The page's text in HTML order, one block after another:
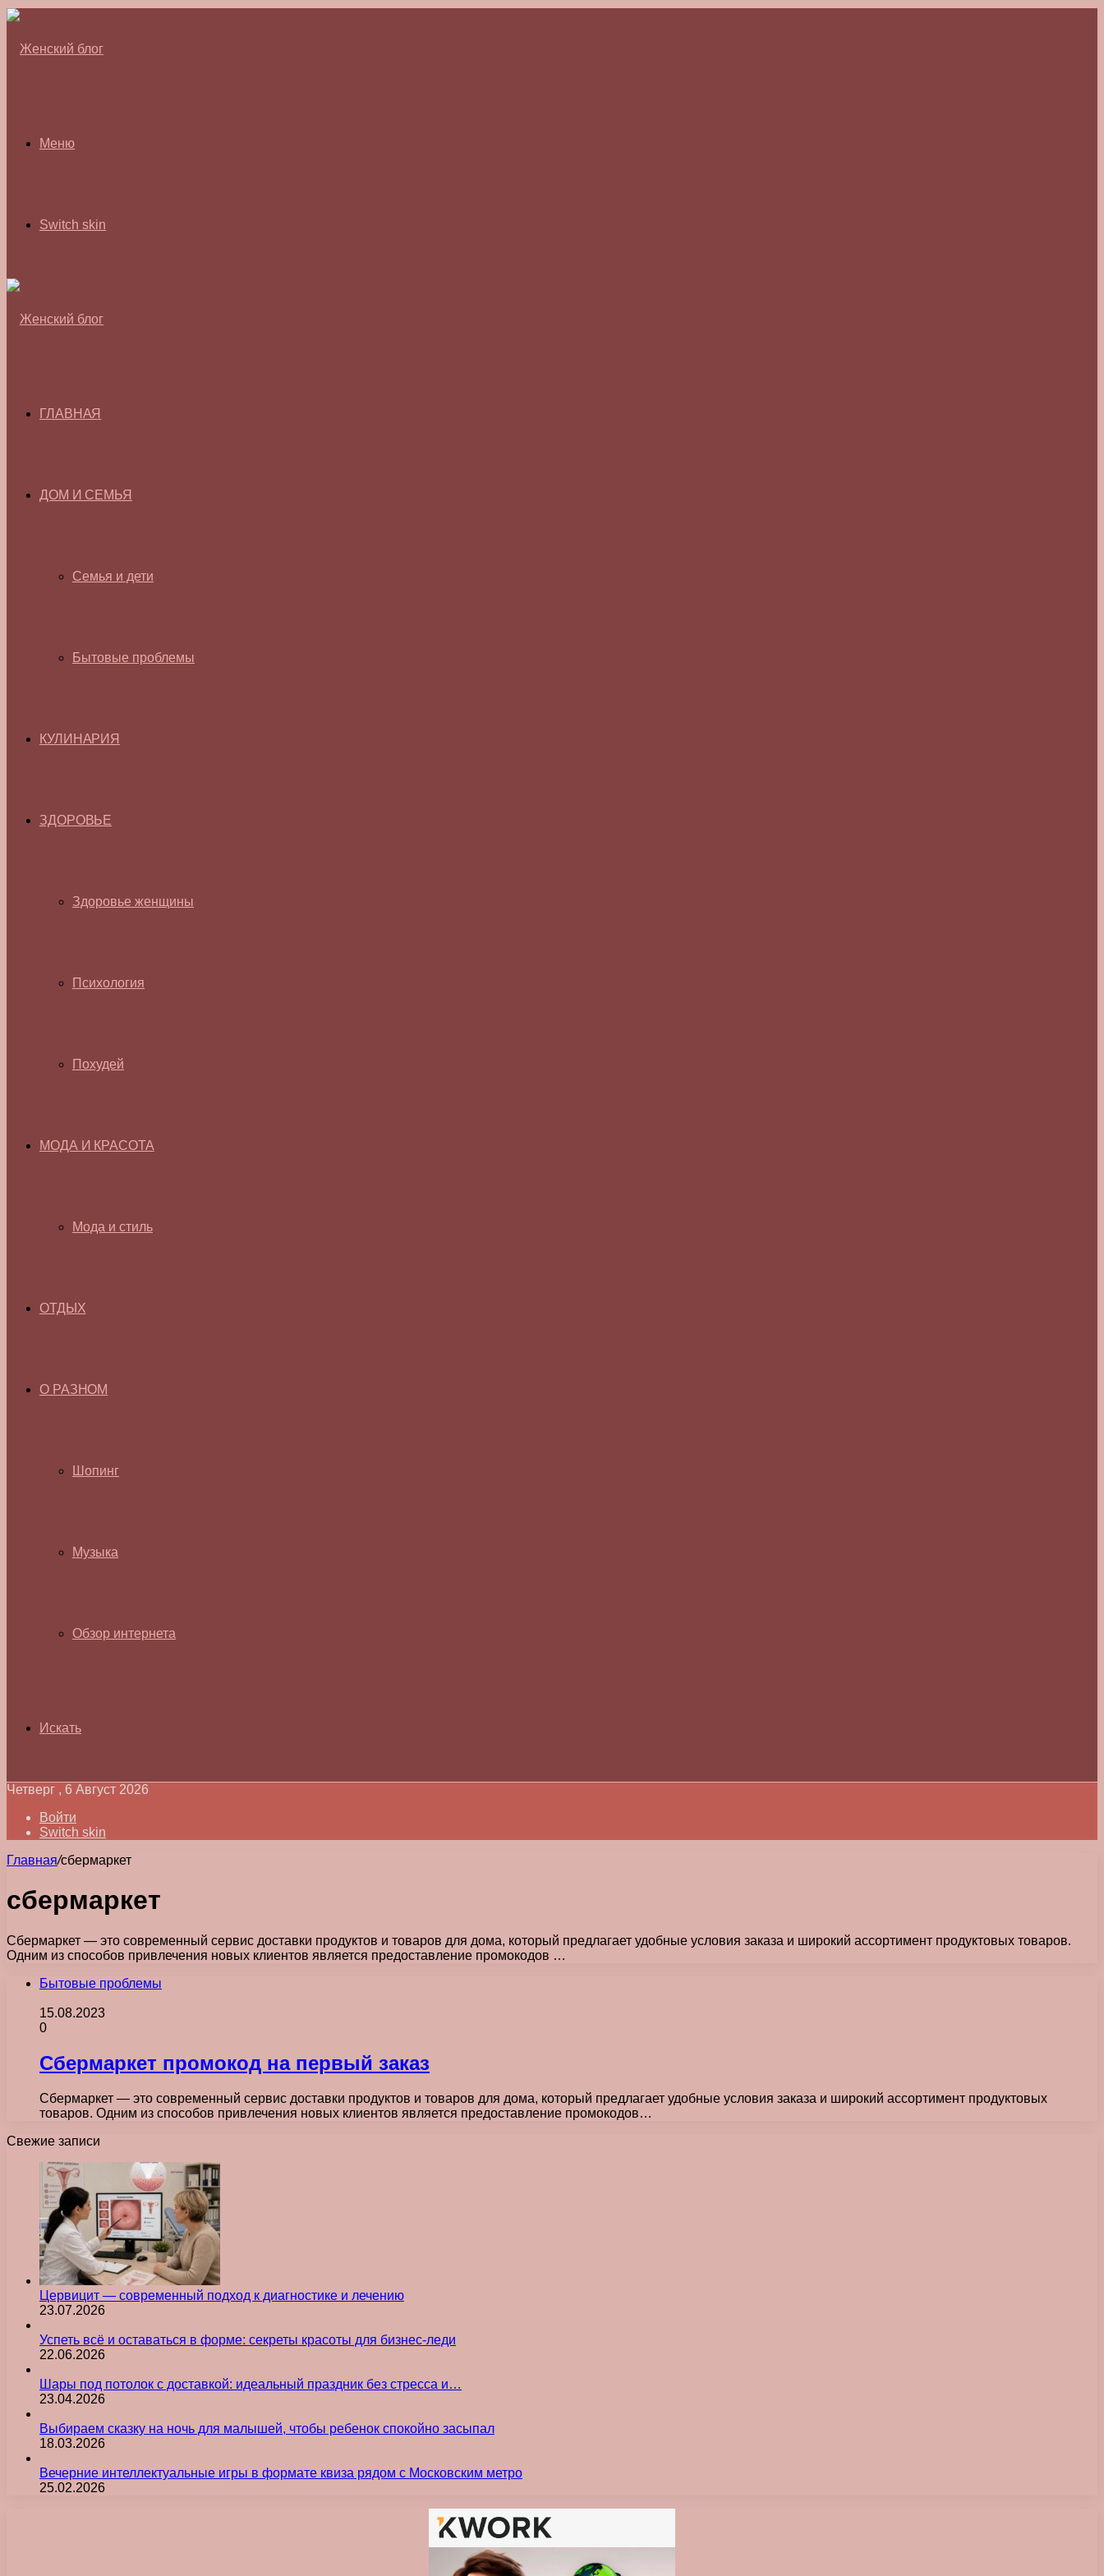
Меню
Switch skin
ГЛАВНАЯ
ДОМ И СЕМЬЯ
Семья и дети
Бытовые проблемы
КУЛИНАРИЯ
ЗДОРОВЬЕ
Здоровье женщины
Психология
Похудей
МОДА И КРАСОТА
Мода и стиль
ОТДЫХ
О РАЗНОМ
Шопинг
Музыка
Обзор интернета
Искать
Четверг , 6 Август 2026
Войти
Switch skin
Главная/сбермаркет
сбермаркет
Сбермаркет — это современный сервис доставки продуктов и товаров для дома, который предлагает удобные условия заказа и широкий ассортимент продуктовых товаров.
Одним из способов привлечения новых клиентов является предоставление промокодов …
Бытовые проблемы
15.08.2023
0
Сбермаркет промокод на первый заказ
Сбермаркет — это современный сервис доставки продуктов и товаров для дома, который предлагает удобные условия заказа и широкий ассортимент продуктовых
товаров. Одним из способов привлечения новых клиентов является предоставление промокодов…
Свежие записи
Цервицит — современный подход к диагностике и лечению
23.07.2026
Успеть всё и оставаться в форме: секреты красоты для бизнес-леди
22.06.2026
Шары под потолок с доставкой: идеальный праздник без стресса и…
23.04.2026
Выбираем сказку на ночь для малышей, чтобы ребенок спокойно засыпал
18.03.2026
Вечерние интеллектуальные игры в формате квиза рядом с Московским метро
25.02.2026